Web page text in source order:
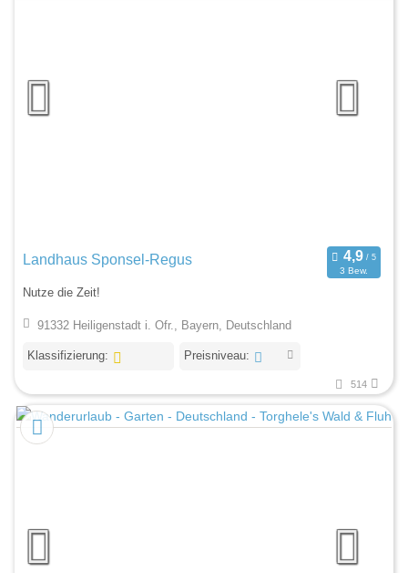
Landhaus Sponsel-Regus
3 Bew.
Nutze die Zeit!
91332 Heiligenstadt i. Ofr., Bayern, Deutschland
Klassifizierung: Preisniveau:
514